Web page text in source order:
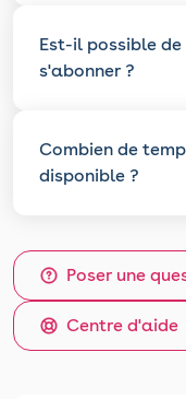
Est-il possible
s'abonner ?
Combien de
disponible ?
Poser une
Centre d'aide